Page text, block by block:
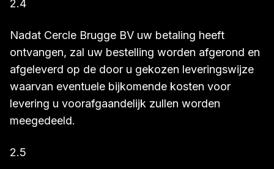
2.4
Nadat Cercle Brugge BV uw betaling heeft
ontvangen, zal uw bestelling worden afgerond en
afgeleverd op de door u gekozen leveringswijze
waarvan eventuele bijkomende kosten voor
levering u voorafgaandelijk zullen worden
meegedeeld.
2.5